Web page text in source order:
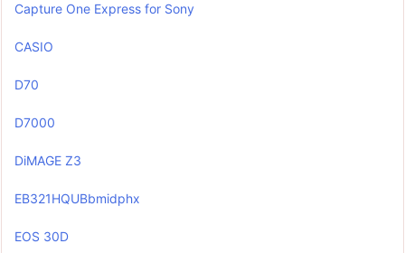
Capture One Express for Sony
CASIO
D70
D7000
DiMAGE Z3
EB321HQUBbmidphx
EOS 30D